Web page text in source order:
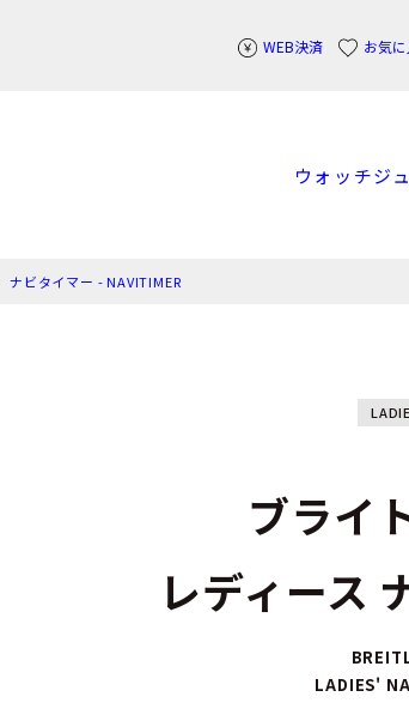
WEB決済 お気
ウォッチジ
ナビタイマー - NAVITIMER
ブライ
レディース
LADIES'